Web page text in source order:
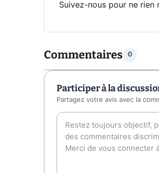
Suivez-nous pour ne rien
Commentaires 0
Participer à la
Partagez votre avis avec la